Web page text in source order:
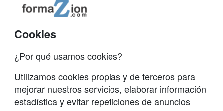
Contactar
Confidencialidad
Aviso legal
Copyleft
Cookies
¿Por qué usamos cookies?
Utilizamos cookies propias y de terceros para
mejorar nuestros servicios, elaborar información
estadística y evitar repeticiones de anuncios